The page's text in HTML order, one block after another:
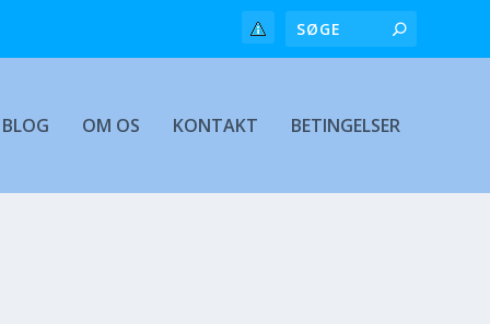
BLOG OM OS KONTAKT BETINGELSER